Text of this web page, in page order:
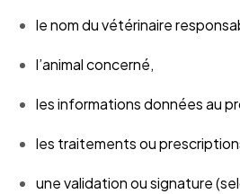
le nom du vétérinaire
l’animal concerné,
les informations données au
les traitements ou
une validation ou signature